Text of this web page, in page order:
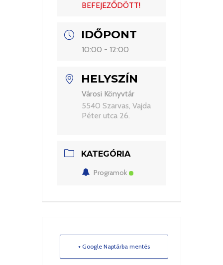
BEFEJEZŐDÖTT!
IDŐPONT
10:00 - 12:00
HELYSZÍN
Városi Könyvtár
5540 Szarvas, Vajda
Péter utca 26.
KATEGÓRIA
Programok
+ Google Naptárba mentés